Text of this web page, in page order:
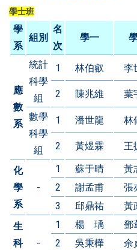
學士班
學
系
組別
名
次
學一
應
數
系
統計
科學
組
1 林伯叡 李
2 陳兆維 葉
數學
科學
組
1 潘世龍 林
2 黃煜霖 王
化
學
系
-
1 蘇于晴 黃
2
謝孟甫 張
3
邱鼎祐 黃
生
科
-
1 楊 瑀 鄧
2
吳秉樺 余